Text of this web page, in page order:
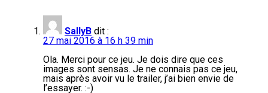
SallyB dit :
27 mai 2016 à 16 h 39 min
Ola. Merci pour ce jeu. Je dois dire que ces
images sont sensas. Je ne connais pas ce jeu,
mais après avoir vu le trailer, j’ai bien envie de
l’essayer. :-)